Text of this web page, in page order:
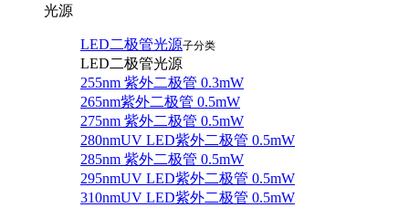
光源
LED二极管光源子分类
LED二极管光源
255nm 紫外二极管 0.3mW
265nm紫外二极管 0.5mW
275nm 紫外二极管 0.5mW
280nmUV LED紫外二极管 0.5mW
285nm 紫外二极管 0.5mW
295nmUV LED紫外二极管 0.5mW
310nmUV LED紫外二极管 0.5mW